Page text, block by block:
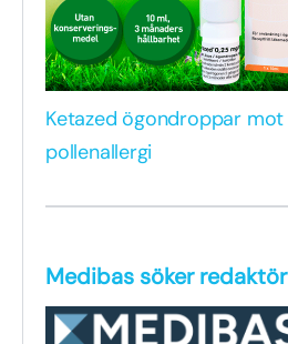
Ketazed ögondroppar mot
pollenallergi
Medibas söker redaktör